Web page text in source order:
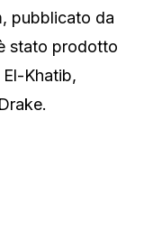
pubblicato da
stato prodotto
El-Khatib,